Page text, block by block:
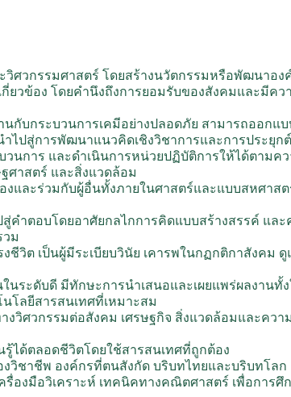
ศวกรรมศาสตร์ โดยสร้างนวัตกรรมหรือพัฒนาอง
ยวข้อง โดยคำนึงถึงการยอมรับของสังคมและมีคว
กับกระบวนการเคมีอย่างปลอดภัย สามารถออกแบ
ำไปสู่การพัฒนาแนวคิดเชิงวิชาการและการประยุกต์
นการ และดำเนินการหน่วยปฏิบัติการให้ได้ตามค
ศาสตร์ และสิ่งแวดล้อม
งและร่วมกับผู้อื่นทั้งภายในศาสตร์และแบบสหศาส
คำตอบโดยอาศัยกลไกการคิดแบบสร้างสรรค์ แล
วม
วิต เป็นผู้มีระเบียบวินัย เคารพในกฏกติกาสังคม
ระดับดี มีทักษะการนำเสนอและเผยแพร่ผลงานทั้ง
โลยีสารสนเทศที่เหมาะสม
วิศวกรรมต่อสังคม เศรษฐกิจ สิ่งแวดล้อมและควา
ได้ตลอดชีวิตโดยใช้สารสนเทศที่ถูกต้อง
วิชาชีพ องค์กรที่ตนสังกัด บริบทไทยและบริบทโลก
องมือวิเคราะห์ เทคนิคทางคณิตศาสตร์ เพื่อการศึ